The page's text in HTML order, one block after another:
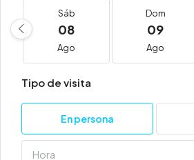
Sáb
08
Ago
Dom
09
Ago
Tipo de visita
En persona
Hora